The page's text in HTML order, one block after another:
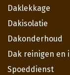
Daklekkage
Dakisolatie
Dakonderhoud
Dak reinigen en
Spoeddienst